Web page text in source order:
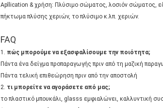
Apllication & χρήση: Πλύσιμο σώματος, λοσιόν σώματος,
πήκτωμα πλύσης χεριών, το πλύσιμο κ.λπ. χεριών.
FAQ
1. πώς μπορούμε να εξασφαλίσουμε την ποιότητα;
Πάντα ένα δείγμα προπαραγωγής πριν από τη μαζική
Πάντα τελική επιθεώρηση πριν από την αποστολή
2. τι μπορείτε να αγοράσετε από μας;
το πλαστικό μπουκάλι, glasss εμφιαλώνει, καλλυντική